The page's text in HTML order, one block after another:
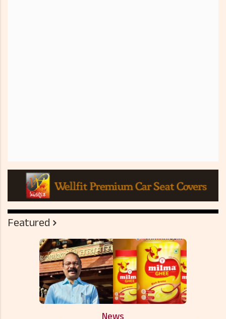
Featured